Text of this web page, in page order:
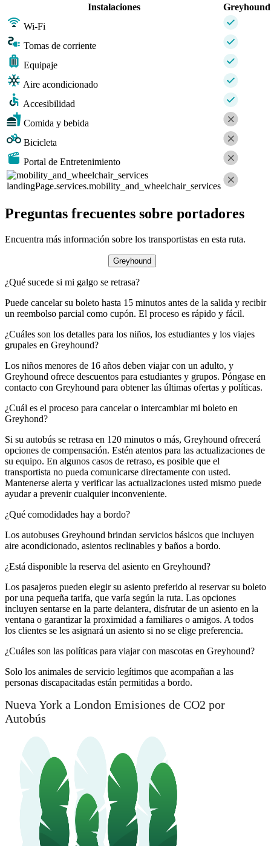
Instalaciones
Greyhound
Wi-Fi
Tomas de corriente
Equipaje
Aire acondicionado
Accesibilidad
Comida y bebida
Bicicleta
Portal de Entretenimiento
landingPage.services.mobility_and_wheelchair_services
Preguntas frecuentes sobre portadores
Encuentra más información sobre los transportistas en esta ruta.
Greyhound
¿Qué sucede si mi galgo se retrasa?
Puede cancelar su boleto hasta 15 minutos antes de la salida y recibir
un reembolso parcial como cupón. El proceso es rápido y fácil.
¿Cuáles son los detalles para los niños, los estudiantes y los viajes
grupales en Greyhound?
Los niños menores de 16 años deben viajar con un adulto, y
Greyhound ofrece descuentos para estudiantes y grupos. Póngase en
contacto con Greyhound para obtener las últimas ofertas y políticas.
¿Cuál es el proceso para cancelar o intercambiar mi boleto en
Greyhond?
Si su autobús se retrasa en 120 minutos o más, Greyhound ofrecerá
opciones de compensación. Estén atentos para las actualizaciones de
su equipo. En algunos casos de retraso, es posible que el
transportista no pueda comunicarse directamente con usted.
Mantenerse alerta y verificar las actualizaciones usted mismo puede
ayudar a prevenir cualquier inconveniente.
¿Qué comodidades hay a bordo?
Los autobuses Greyhound brindan servicios básicos que incluyen
aire acondicionado, asientos reclinables y baños a bordo.
¿Está disponible la reserva del asiento en Greyhound?
Los pasajeros pueden elegir su asiento preferido al reservar su boleto
por una pequeña tarifa, que varía según la ruta. Las opciones
incluyen sentarse en la parte delantera, disfrutar de un asiento en la
ventana o garantizar la proximidad a familiares o amigos. A todos
los clientes se les asignará un asiento si no se elige preferencia.
¿Cuáles son las políticas para viajar con mascotas en Greyhound?
Solo los animales de servicio legítimos que acompañan a las
personas discapacitadas están permitidas a bordo.
Nueva York a London Emisiones de CO2 por
Autobús